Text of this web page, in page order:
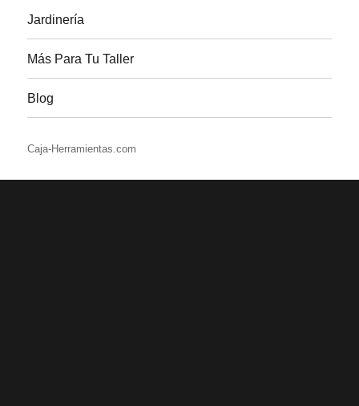
Jardinería
Más Para Tu Taller
Blog
Caja-Herramientas.com